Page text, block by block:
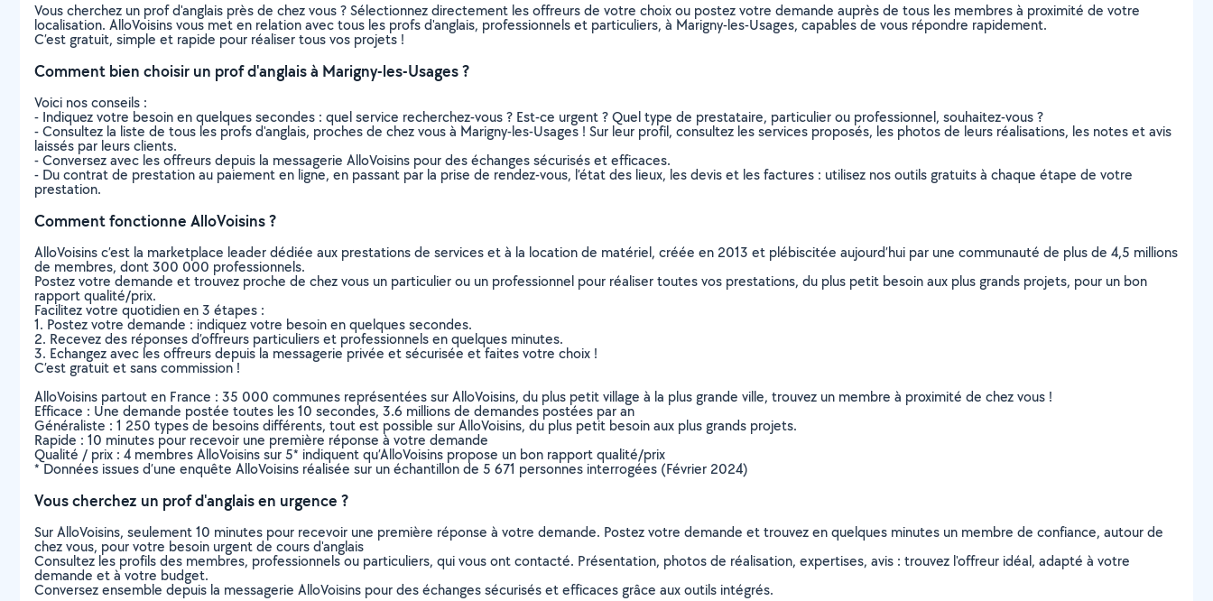
Vous cherchez un prof d'anglais près de chez vous ? Sélectionnez directement les offreurs de votre choix ou postez votre demande auprès de tous les membres à proximité de votre
localisation. AlloVoisins vous met en relation avec tous les profs d'anglais, professionnels et particuliers, à Marigny-les-Usages, capables de vous répondre rapidement.
C’est gratuit, simple et rapide pour réaliser tous vos projets !
Comment bien choisir un prof d'anglais à Marigny-les-Usages ?
Voici nos conseils :
- Indiquez votre besoin en quelques secondes : quel service recherchez-vous ? Est-ce urgent ? Quel type de prestataire, particulier ou professionnel, souhaitez-vous ?
- Consultez la liste de tous les profs d'anglais, proches de chez vous à Marigny-les-Usages ! Sur leur profil, consultez les services proposés, les photos de leurs réalisations, les notes et avis
laissés par leurs clients.
- Conversez avec les offreurs depuis la messagerie AlloVoisins pour des échanges sécurisés et efficaces.
- Du contrat de prestation au paiement en ligne, en passant par la prise de rendez-vous, l’état des lieux, les devis et les factures : utilisez nos outils gratuits à chaque étape de votre
prestation.
Comment fonctionne AlloVoisins ?
AlloVoisins c’est la marketplace leader dédiée aux prestations de services et à la location de matériel, créée en 2013 et plébiscitée aujourd’hui par une communauté de plus de 4,5 millions
de membres, dont 300 000 professionnels.
Postez votre demande et trouvez proche de chez vous un particulier ou un professionnel pour réaliser toutes vos prestations, du plus petit besoin aux plus grands projets, pour un bon
rapport qualité/prix.
Facilitez votre quotidien en 3 étapes :
1. Postez votre demande : indiquez votre besoin en quelques secondes.
2. Recevez des réponses d’offreurs particuliers et professionnels en quelques minutes.
3. Echangez avec les offreurs depuis la messagerie privée et sécurisée et faites votre choix !
C’est gratuit et sans commission !
AlloVoisins partout en France : 35 000 communes représentées sur AlloVoisins, du plus petit village à la plus grande ville, trouvez un membre à proximité de chez vous !
Efficace : Une demande postée toutes les 10 secondes, 3.6 millions de demandes postées par an
Généraliste : 1 250 types de besoins différents, tout est possible sur AlloVoisins, du plus petit besoin aux plus grands projets.
Rapide : 10 minutes pour recevoir une première réponse à votre demande
Qualité / prix : 4 membres AlloVoisins sur 5* indiquent qu’AlloVoisins propose un bon rapport qualité/prix
* Données issues d’une enquête AlloVoisins réalisée sur un échantillon de 5 671 personnes interrogées (Février 2024)
Vous cherchez un prof d'anglais en urgence ?
Sur AlloVoisins, seulement 10 minutes pour recevoir une première réponse à votre demande. Postez votre demande et trouvez en quelques minutes un membre de confiance, autour de
chez vous, pour votre besoin urgent de cours d'anglais
Consultez les profils des membres, professionnels ou particuliers, qui vous ont contacté. Présentation, photos de réalisation, expertises, avis : trouvez l'offreur idéal, adapté à votre
demande et à votre budget.
Conversez ensemble depuis la messagerie AlloVoisins pour des échanges sécurisés et efficaces grâce aux outils intégrés.